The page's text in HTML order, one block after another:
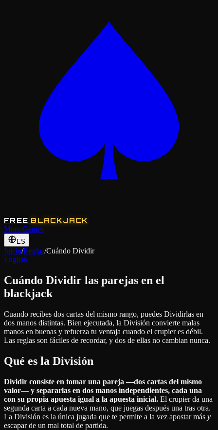
FREE BLACKJACK
More Games
ES
Inicio/Reglas/Cuándo Dividir
English
Cuándo Dividir las parejas en el
blackjack
Cuando recibes dos cartas del mismo rango, puedes Dividirlas en
dos manos distintas. Bien ejecutada, la División convierte malas
manos en buenas y refuerza tu ventaja cuando el crupier es débil.
Las reglas son fáciles de recordar, y dos de ellas no cambian nunca.
Qué es la División
Dividir consiste en tomar una pareja —dos cartas del mismo
valor— y separarlas en dos manos independientes, cada una
con su propia apuesta igual a la apuesta inicial. El crupier da una
segunda carta a cada nueva mano, que juegas después una tras otra.
La División es la única jugada que te permite a la vez apostar más y
escapar de un mal total de partida.